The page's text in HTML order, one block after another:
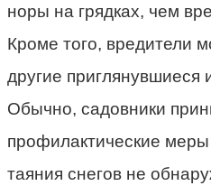
норы на грядках, чем
Кроме того, вредители
другие приглянувшиеся
Обычно, садовники
профилактические
таяния снегов не